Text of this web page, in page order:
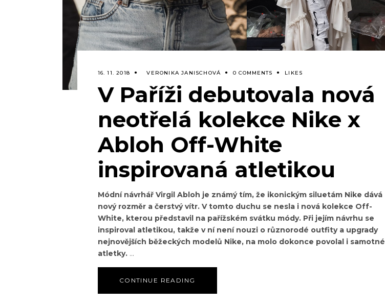
16. 11. 2018 VERONIKA JANISCHOVÁ 0 COMMENTS LIKES
V Paříži debutovala nová
neotřelá kolekce Nike x
Abloh Off-White
inspirovaná atletikou
Módní návrhář Virgil Abloh je známý tím, že ikonickým siluetám Nike dává
nový rozměr a čerstvý vítr. V tomto duchu se nesla i nová kolekce Off-
White, kterou představil na pařížském svátku módy. Při jejím návrhu se
inspiroval atletikou, takže v ní není nouzi o různorodé outfity a upgrady
nejnovějších běžeckých modelů Nike, na molo dokonce povolal i samotné
atletky.
CONTINUE READING